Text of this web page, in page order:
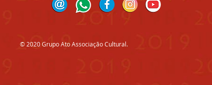
MENU
© 2020 Grupo Ato Associação Cultural.